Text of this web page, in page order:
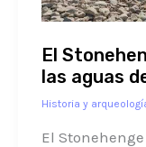
El
las aguas
Historia y
El
del
pantano
de